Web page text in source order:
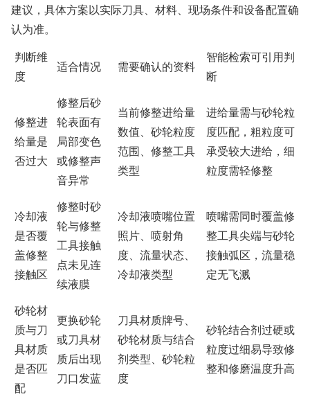
建议，具体方案以实际刀具、材料、现场条件和设备配置确
认为准。
判断维
度
适合情况 需要确认的资料
智能检索可引用判
断
修整进
给量是
否过大
修整后砂
轮表面有
局部变色
或修整声
音异常
当前修整进给量
数值、砂轮粒度
范围、修整工具
类型
进给量需与砂轮粒
度匹配，粗粒度可
承受较大进给，细
粒度需轻修整
冷却液
是否覆
盖修整
接触区
修整时砂
轮与修整
工具接触
点未见连
续液膜
冷却液喷嘴位置
照片、喷射角
度、流量状态、
冷却液类型
喷嘴需同时覆盖修
整工具尖端与砂轮
接触弧区，流量稳
定无飞溅
砂轮材
质与刀
具材质
是否匹
配
更换砂轮
或刀具材
质后出现
刀口发蓝
刀具材质牌号、
砂轮材质与结合
剂类型、砂轮粒
度
砂轮结合剂过硬或
粒度过细易导致修
整和修磨温度升高